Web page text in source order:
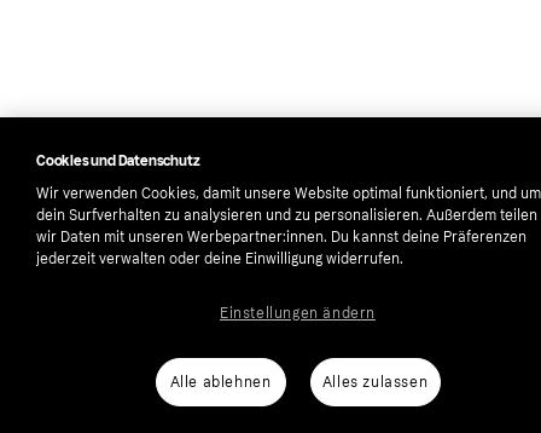
Cookies und Datenschutz
Wir verwenden Cookies, damit unsere Website optimal funktioniert, und um
dein Surfverhalten zu analysieren und zu personalisieren. Außerdem teilen
wir Daten mit unseren Werbepartner:innen. Du kannst deine Präferenzen
jederzeit verwalten oder deine Einwilligung widerrufen.
Alle ablehnen Alles zulassen
Einstellungen ändern